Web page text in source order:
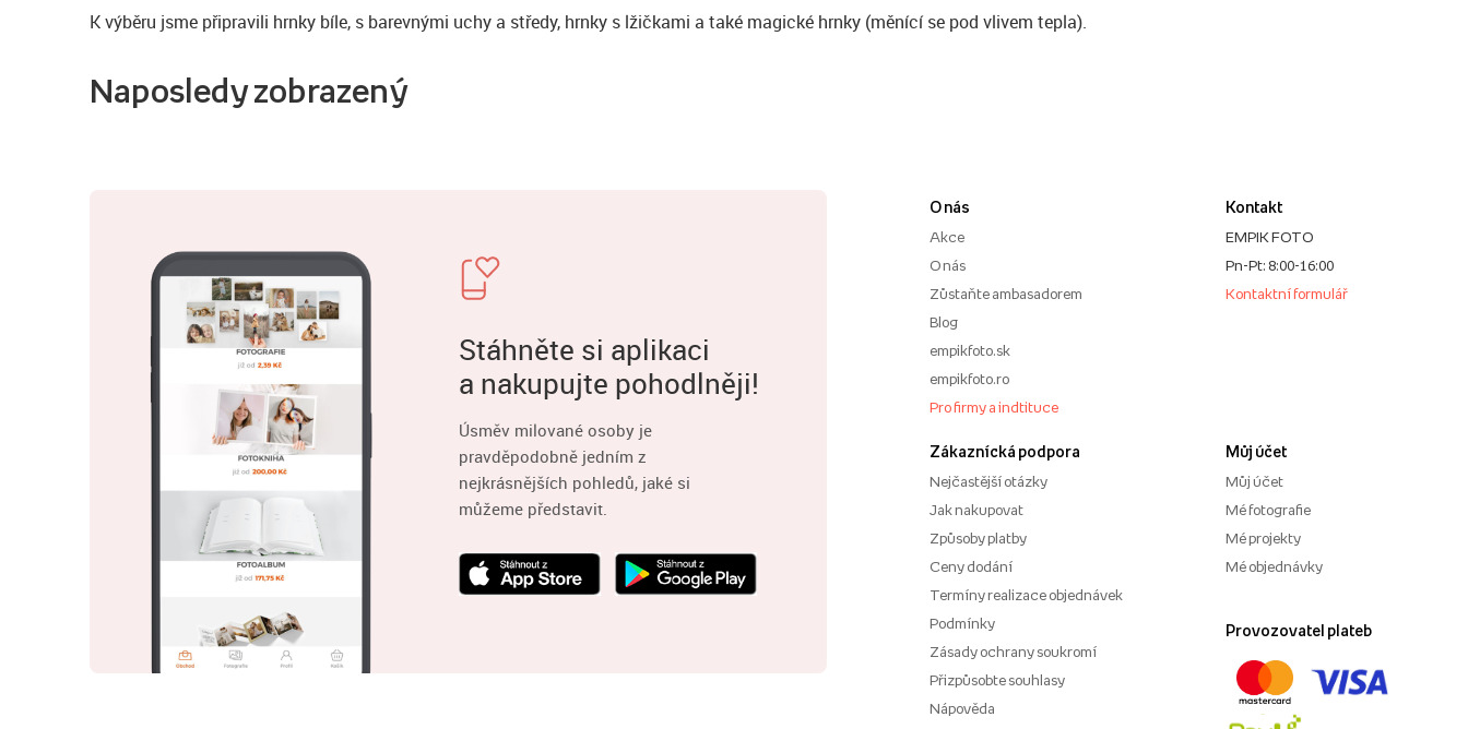
K výběru jsme připravili hrnky bíle, s barevnými uchy a středy, hrnky s lžičkami a také magické hrnky (měnící se pod vlivem tepla).
Naposledy zobrazený
Stáhněte si aplikaci
a nakupujte pohodlněji!
Úsměv milované osoby je
pravděpodobně jedním z
nejkrásnějších pohledů, jaké si
můžeme představit.
O nás
Akce
O nás
Zůstaňte ambasadorem
Blog
empikfoto.sk
empikfoto.ro
Pro firmy a indtituce
Zákaznícká podpora
Nejčastější otázky
Jak nakupovat
Způsoby platby
Ceny dodání
Termíny realizace objednávek
Podmínky
Zásady ochrany soukromí
Přizpůsobte souhlasy
Nápověda
Kontakt
EMPIK FOTO
Pn-Pt: 8:00-16:00
Kontaktní formulář
Můj účet
Můj účet
Mé fotografie
Mé projekty
Mé objednávky
Provozovatel plateb